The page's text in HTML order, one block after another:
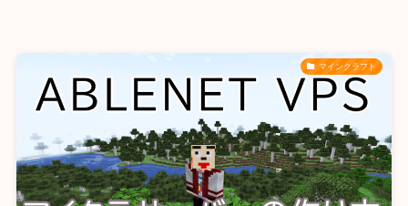
マインクラフト